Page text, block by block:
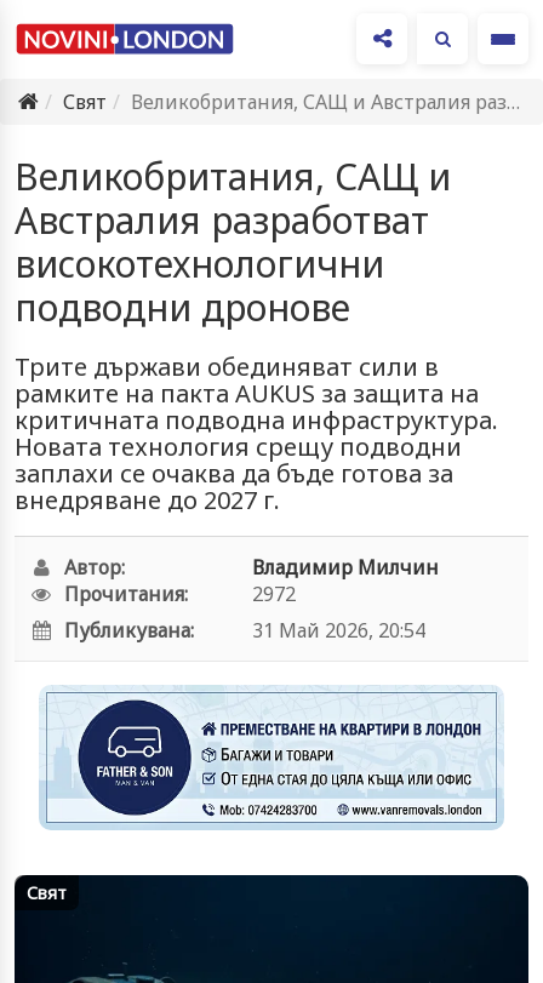
Свят
Великобритания, САЩ и Австралия разработват високотехнологични подводни дронове
Великобритания, САЩ и
Австралия разработват
високотехнологични
подводни дронове
Трите държави обединяват сили в
рамките на пакта AUKUS за защита на
критичната подводна инфраструктура.
Новата технология срещу подводни
заплахи се очаква да бъде готова за
внедряване до 2027 г.
Автор:
Владимир Милчин
Прочитания:
2972
Публикувана:
31 Май 2026, 20:54
Свят